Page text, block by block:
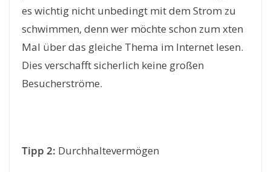
es wichtig nicht unbedingt mit dem Strom zu
schwimmen, denn wer möchte schon zum xten
Mal über das gleiche Thema im Internet lesen.
Dies verschafft sicherlich keine großen
Besucherströme.
Tipp 2: Durchhaltevermögen